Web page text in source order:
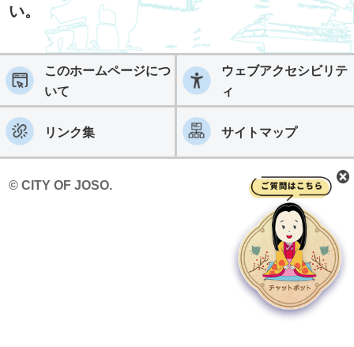
い。
このホームページにつ
いて
ウェブアクセシビリテ
ィ
リンク集 サイトマップ
© CITY OF JOSO.